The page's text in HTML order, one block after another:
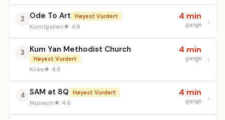
2 Ode To Art Høyest Vurdert
Kunstgalleri★ 4.8
4 min
gange
3 Kum Yan Methodist Church
Høyest Vurdert
Kirke★ 4.8
4 min
gange
4 SAM at 8Q Høyest Vurdert
Museum★ 4.6
4 min
gange